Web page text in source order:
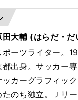
田大輔 (はらだ・だ
ポーツライター。
都出身。サッカー
ッカーグラフィッ
たのち独立。Ｊリ